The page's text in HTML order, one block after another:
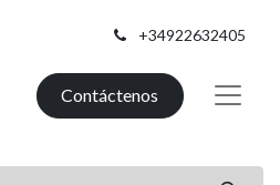
+34922632405
Contáctenos